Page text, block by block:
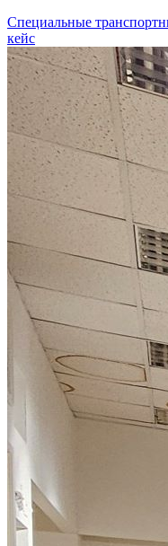
Специальные
кейс